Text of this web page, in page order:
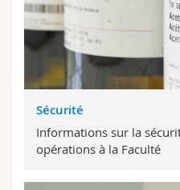
Sécurité
Informations sur la
opérations à la Faculté